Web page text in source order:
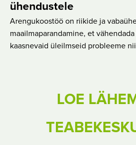
ühendustele
Arengukoostöö on riikide ja
maailmaparandamine, et
kaasnevaid üleilmseid probleeme
LOE